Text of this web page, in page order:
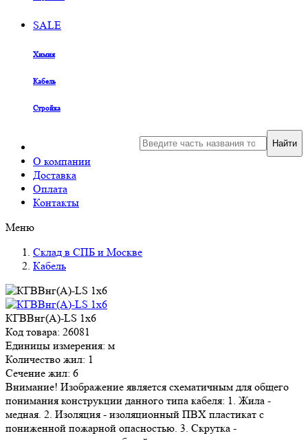
SALE
Химия
Кабель
Стройка
О компании
Доставка
Оплата
Контакты
Найти
Меню
Склад в СПБ и Москве
Кабель
КГВВнг(А)-LS 1х6
Код товара: 26081
Единицы измерения: м
Количество жил: 1
Сечение жил: 6
Внимание! Изображение является схематичным для общего
понимания конструкции данного типа кабеля: 1. Жила -
медная. 2. Изоляция - изоляционный ПВХ пластикат с
пониженной пожарной опасностью. 3. Скрутка -